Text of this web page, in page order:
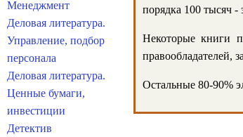
порядка 100 тысяч
Некоторые книги
правообладателей,
Остальные 80-90%
Менеджмент
Деловая литература.
Управление, подбор
персонала
Деловая литература.
Ценные бумаги,
инвестиции
Детектив